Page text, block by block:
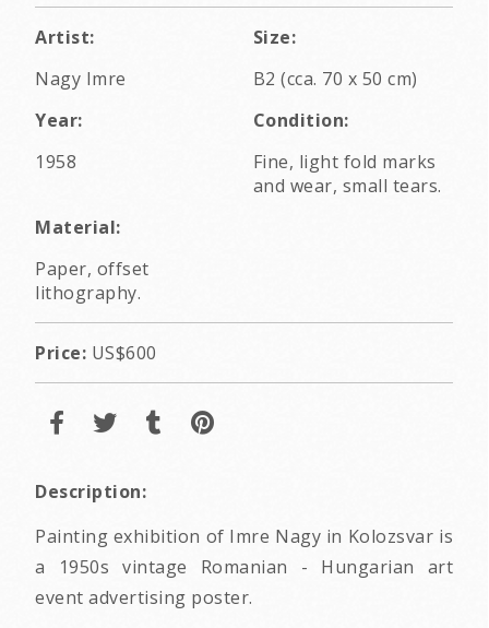
Artist:
Nagy Imre
Size:
B2 (cca. 70 x 50 cm)
Year:
1958
Condition:
Fine, light fold marks
and wear, small tears.
Material:
Paper, offset
lithography.
Price: US$600
Description:
Painting exhibition of Imre Nagy in Kolozsvar is
a 1950s vintage Romanian - Hungarian art
event advertising poster.